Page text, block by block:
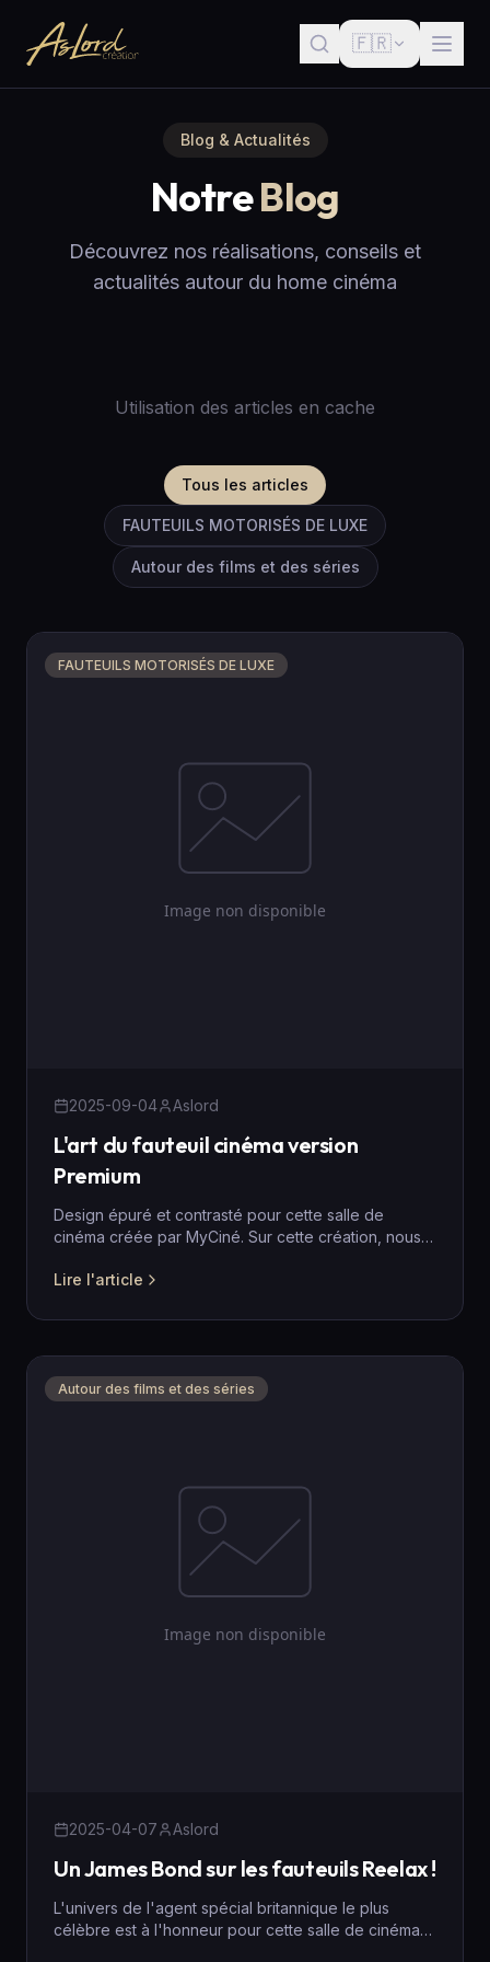
🇫🇷
Blog & Actualités
NotreBlog
Découvrez nos réalisations, conseils et
actualités autour du home cinéma
Utilisation des articles en cache
Tous les articles
FAUTEUILS MOTORISÉS DE LUXE
Autour des films et des séries
FAUTEUILS MOTORISÉS DE LUXE
2025-09-04 Aslord
L'art du fauteuil cinéma version
Premium
Design épuré et contrasté pour cette salle de
cinéma créée par MyCiné. Sur cette création, nous
assises...
Lire l'article
Autour des films et des séries
2025-04-07 Aslord
Un James Bond sur les fauteuils Reelax !
L'univers de l'agent spécial britannique le plus
célèbre est à l'honneur pour cette salle de cinéma